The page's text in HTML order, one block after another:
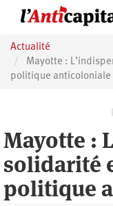
principal
Actualité
Mayotte :
politique anticoloniale
Mayotte :
solidarité
politique